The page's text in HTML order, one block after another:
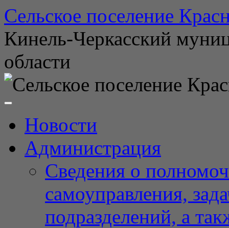
Перейти
к
содержимому
Сельское поселение
Кинель-Черкасский
области
Новости
Администрация
Сведения о
самоуправления,
подразделений, а